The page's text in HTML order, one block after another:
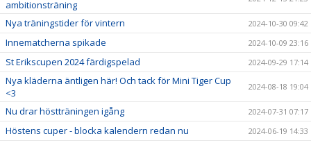
ambitionsträning
Nya träningstider för vintern 2024-10-30 09:42
Innematcherna spikade 2024-10-09 23:16
St Erikscupen 2024 färdigspelad 2024-09-29 17:14
Nya kläderna äntligen här! Och tack för Mini Tiger Cup
<3
2024-08-18 19:04
Nu drar höstträningen igång 2024-07-31 07:17
Höstens cuper - blocka kalendern redan nu 2024-06-19 14:33